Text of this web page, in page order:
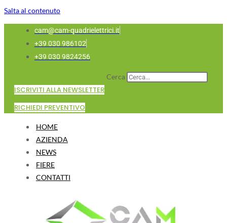
Salta al contenuto
cam@cam-quadrielettrici.it
+39 030 986102
+39 030 9824256
Cerca
ISCRIVITI ALLA NEWSLETTER
RICHIEDI PREVENTIVO
HOME
AZIENDA
NEWS
FIERE
CONTATTI